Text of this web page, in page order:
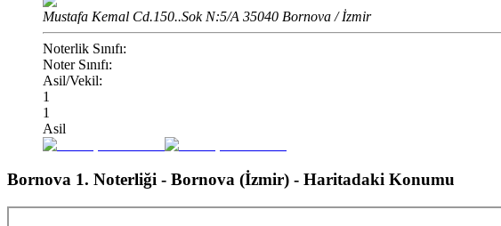
Mustafa Kemal Cd.150..Sok N:5/A 35040 Bornova / İzmir
Noterlik Sınıfı:
Noter Sınıfı:
Asil/Vekil:
1
1
Asil
Bornova 1. Noterliği - Bornova (İzmir) - Haritadaki Konumu